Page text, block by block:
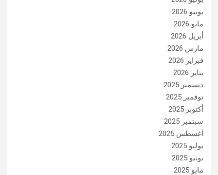
يونيو 2026
مايو 2026
أبريل 2026
مارس 2026
فبراير 2026
يناير 2026
ديسمبر 2025
نوفمبر 2025
أكتوبر 2025
سبتمبر 2025
أغسطس 2025
يوليو 2025
يونيو 2025
مايو 2025